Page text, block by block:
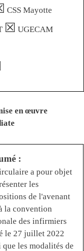
CSS Mayotte
☒ UGECAM
en œuvre
:
a pour objet
les
de l'avenant
la convention
des infirmiers
le 27 juillet 2022
que les modalités de